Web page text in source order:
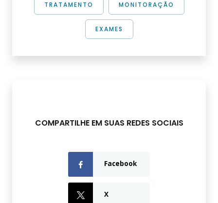
TRATAMENTO MONITORAÇÃO
EXAMES
COMPARTILHE EM SUAS REDES SOCIAIS
Facebook
X